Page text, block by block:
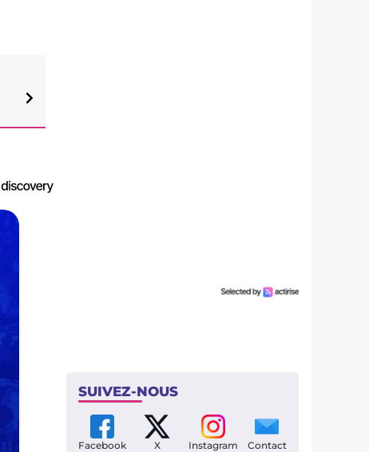
SUIVEZ-NOUS
Facebook X Instagram Contact